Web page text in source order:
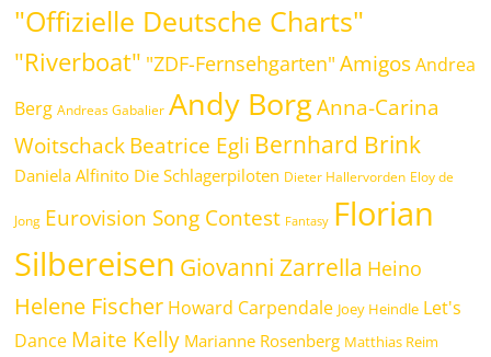
"Offizielle Deutsche Charts"
"Riverboat" "ZDF-Fernsehgarten" Amigos Andrea
Berg Andreas Gabalier Andy Borg Anna-Carina
WoitschackBeatrice Egli Bernhard Brink
Daniela Alfinito Die Schlagerpiloten Dieter Hallervorden Eloy de
Jong Eurovision Song Contest Fantasy Florian
Silbereisen Giovanni Zarrella Heino
Helene Fischer Howard Carpendale Joey Heindle Let's
Dance Maite Kelly Marianne Rosenberg Matthias Reim